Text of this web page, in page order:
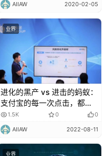
AIIAW 2020-02-05
业界
进化的黑产 vs 进击的蚂蚁：
支付宝的每一次点击，都离
不开一张“图”的守护
1.5K 0 0
AIIAW 2022-08-11
业界